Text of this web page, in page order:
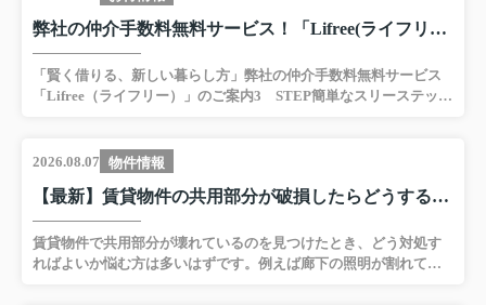
弊社の仲介手数料無料サービス！「Lifree(ライフリー)」
「賢く借りる、新しい暮らし方」弊社の仲介手数料無料サービス
「Lifree（ライフリー）」のご案内3 STEP簡単なスリーステッ
御座いますのでご了承ください。（他社様のお見積りをご提示い
ただきましたら最安値でご提案させていただきます）賃貸物件が
既に決まっている方なら、仲介手数料不要で契約ができるため、
無駄な出費を抑えることができます。引っ越しをより賢く進めた
い方は、ぜひ弊社のサービスをご活用ください！お問い合わせは
こちら
2026.08.07 物件情報
【最新】賃貸物件の共用部分が破損したらどうする？対処法や相談先の流れを紹介
賃貸物件で共用部分が壊れているのを見つけたとき、どう対処す
ればよいか悩む方は多いはずです。例えば廊下の照明が割れてい